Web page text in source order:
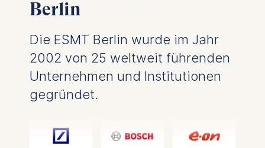
Berlin
Die ESMT Berlin wurde im Jahr
2002 von 25 weltweit führenden
Unternehmen und Institutionen
gegründet.